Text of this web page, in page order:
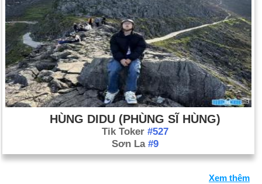
HÙNG DIDU (PHÙNG SĨ HÙNG)
Tik Toker #527
Sơn La #9
Xem thêm